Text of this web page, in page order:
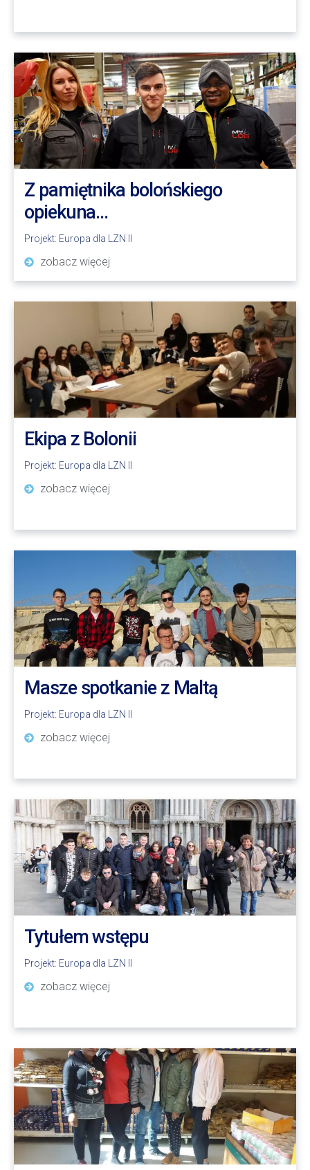
Z pamiętnika bolońskiego
opiekuna…
Projekt: Europa dla LZN II
zobacz więcej
Ekipa z Bolonii
Projekt: Europa dla LZN II
zobacz więcej
Masze spotkanie z Maltą
Projekt: Europa dla LZN II
zobacz więcej
Tytułem wstępu
Projekt: Europa dla LZN II
zobacz więcej